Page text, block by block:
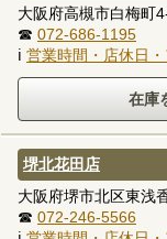
大阪府高槻市白梅町
☎ 072-686-1195
ℹ 営業時間・店休日
堺北花田店
大阪府堺市北区東浅
☎ 072-246-5566